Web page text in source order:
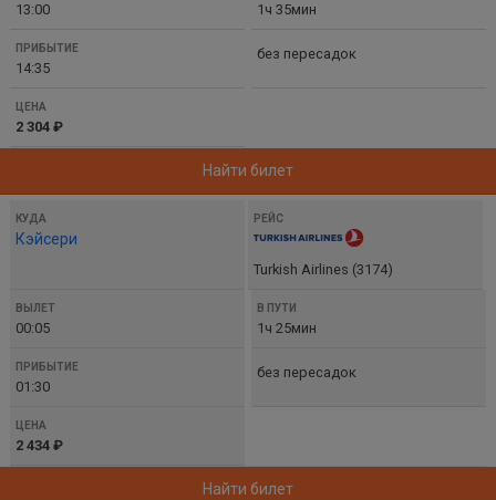
13:00 1ч 35мин
14:35
без пересадок
2 304 ₽
Найти билет
Кэйсери
Turkish Airlines (3174)
00:05 1ч 25мин
01:30
без пересадок
2 434 ₽
Найти билет